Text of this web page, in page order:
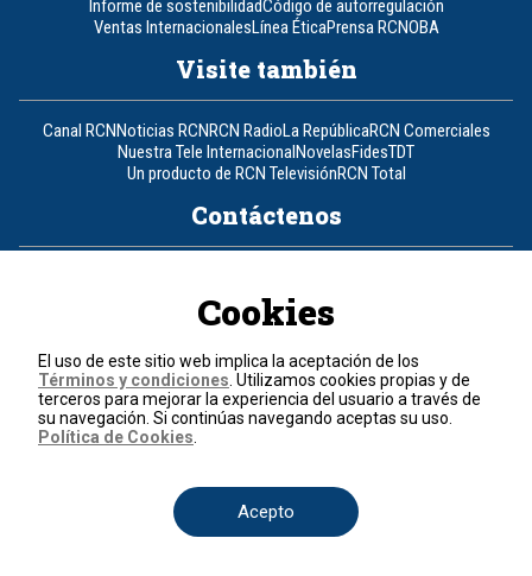
Informe de sostenibilidadCódigo de autorregulación
Ventas InternacionalesLínea ÉticaPrensa RCNOBA
Visite también
Canal RCNNoticias RCNRCN RadioLa RepúblicaRCN Comerciales
Nuestra Tele InternacionalNovelasFidesTDT
Un producto de RCN TelevisiónRCN Total
Contáctenos
Política de cookies
Términos y condiciones
© 2026, RCN Medios.
Todos los derechos reservados.
Cookies
El uso de este sitio web implica la aceptación de los
Términos y condiciones . Utilizamos cookies propias y de
terceros para mejorar la experiencia del usuario a través de
su navegación. Si continúas navegando aceptas su uso.
Política de Cookies
Acepto